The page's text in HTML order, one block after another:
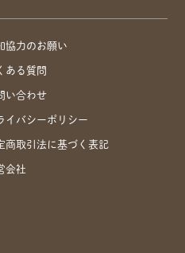
協力のお願い
ある質問
い合わせ
イバシーポリシー
商取引法に基づく表記
会社